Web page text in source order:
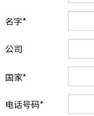
名字
公司
国家
电话号码